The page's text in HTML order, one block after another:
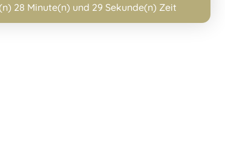
28 Minute(n) und 29 Sekunde(n) Zeit